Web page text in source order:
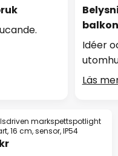
Idéer
Läs
markspettspotlight
16 cm, sensor, IP54